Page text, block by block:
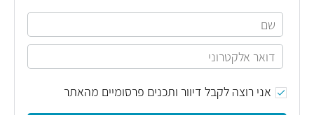
אני רוצה לקבל דיוור ותכנים פרסומיים מהאתר